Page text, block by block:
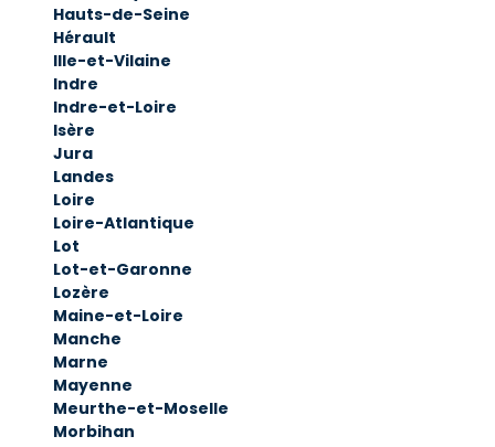
Hauts-de-Seine
Hérault
Ille-et-Vilaine
Indre
Indre-et-Loire
Isère
Jura
Landes
Loire
Loire-Atlantique
Lot
Lot-et-Garonne
Lozère
Maine-et-Loire
Manche
Marne
Mayenne
Meurthe-et-Moselle
Morbihan